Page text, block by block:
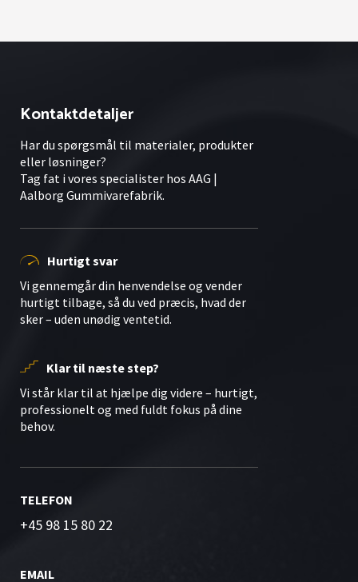
Kontaktdetaljer
Har du spørgsmål til materialer, produkter
eller løsninger?
Tag fat i vores specialister hos AAG |
Aalborg Gummivarefabrik.
Hurtigt svar
Vi gennemgår din henvendelse og vender
hurtigt tilbage, så du ved præcis, hvad der
sker – uden unødig ventetid.
Klar til næste step?
Vi står klar til at hjælpe dig videre – hurtigt,
professionelt og med fuldt fokus på dine
behov.
TELEFON
+45 98 15 80 22
EMAIL